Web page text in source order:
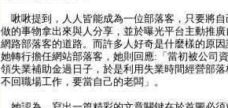
啾啾提到，人人皆能成為一位部落客，只要將
做的事物拿出來與人分享，並於曝光平台主動推
網路部落客的道路。而許多人好奇是什麼樣的原
她轉行擔任網站部落客，她則回應:「當初被公司
領失業補助金過日子，於是利用失業時間經營部
不回職場工作，要當自己的老闆」。